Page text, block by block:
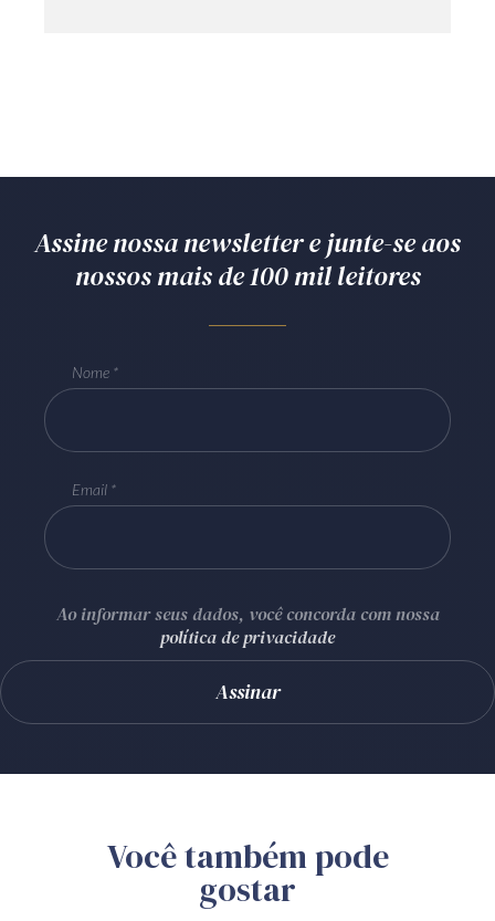
Assine nossa newsletter e junte-se aos
nossos mais de 100 mil leitores
Nome
Email
Ao informar seus dados, você concorda com nossa
política de privacidade
Você também pode
gostar